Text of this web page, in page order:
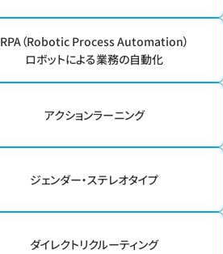
RPA（Robotic Process Automation）
ロボットによる業務の自動化
アクションラーニング
ジェンダー・ステレオタイプ
ダイレクトリクルーティング